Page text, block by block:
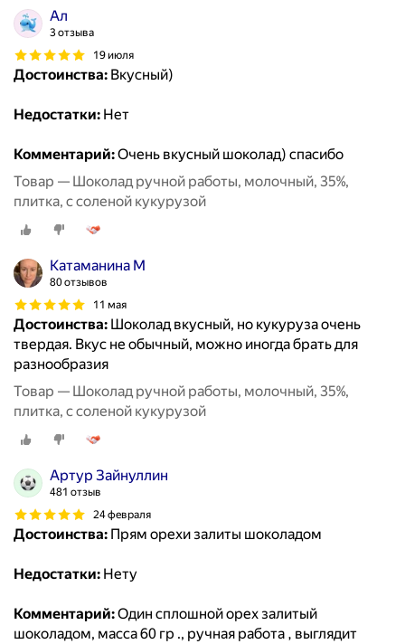
Ал
3 отзыва
19 июля
Достоинства: Вкусный)
Недостатки: Нет
Комментарий:Очень вкусный шоколад) спасибо
Товар — Шоколад ручной работы, молочный, 35%,
плитка, с соленой кукурузой
Катаманина М
80 отзывов
11 мая
Достоинства: Шоколад вкусный, но кукуруза очень
твердая. Вкус не обычный, можно иногда брать для
разнообразия
Товар — Шоколад ручной работы, молочный, 35%,
плитка, с соленой кукурузой
Артур Зайнуллин
481 отзыв
24 февраля
Достоинства: Прям орехи залиты шоколадом
Недостатки: Нету
Комментарий:Один сплошной орех залитый
шоколадом, масса 60 гр ., ручная работа , выглядит